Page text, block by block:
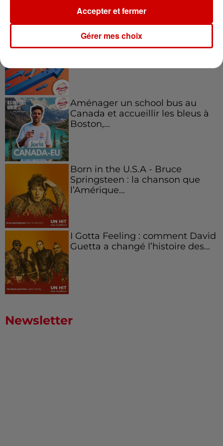
Kelly Massol, figure
emblématique de
Aménager un school bus au
Canada et accueillir les bleus à
Boston,...
Born in the U.S.A - Bruce
Springsteen : la chanson que
l’Amérique...
I Gotta Feeling : comment David
Guetta a changé l’histoire des...
Newsletter
Gérer mes choix
Accepter et fermer